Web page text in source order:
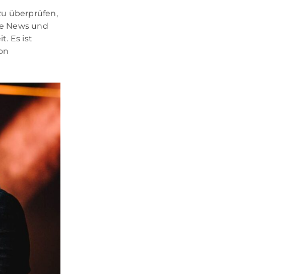
überprüfen,
News und
Es ist